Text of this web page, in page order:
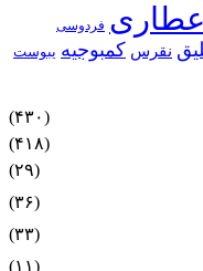
عطاری فردوسی
نقرس کمبوجیه یبوست
(۴۳۰)
(۴۱۸)
(۲۹)
(۳۶)
(۳۳)
(۱۱)